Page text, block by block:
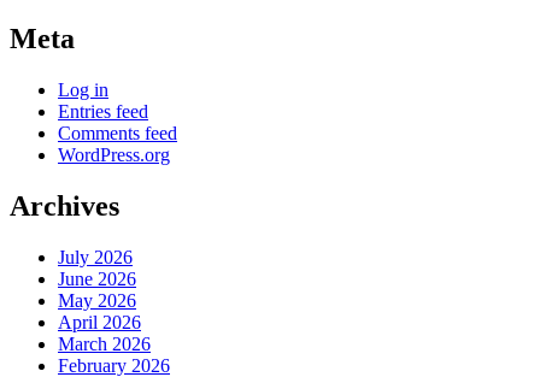
Meta
Log in
Entries feed
Comments feed
WordPress.org
Archives
July 2026
June 2026
May 2026
April 2026
March 2026
February 2026